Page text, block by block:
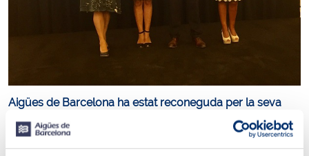
Aigües de Barcelona ha estat reconeguda per la seva
tasca d'impuls dels sistemes d'arbitratge de consum,
que permet solucionar conflictes entre empresa i client